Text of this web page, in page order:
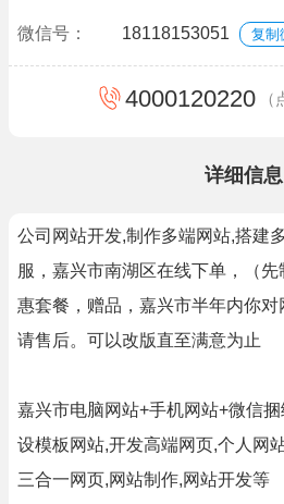
微信号： 18118153051 复制
4000120220
详细信息
公司网站开发,制作多端网站,搭建
服，嘉兴市南湖区在线下单，（
惠套餐，赠品，嘉兴市半年内你
请售后。可以改版直至满意为止
嘉兴市电脑网站+手机网站+微信
设模板网站,开发高端网页,个人网
三合一网页,网站制作,网站开发等